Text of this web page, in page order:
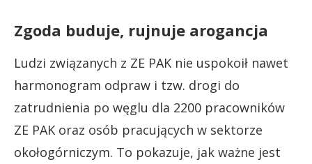
Zgoda buduje, rujnuje arogancja
Ludzi związanych z ZE PAK nie uspokoił nawet
harmonogram odpraw i tzw. drogi do
zatrudnienia po węglu dla 2200 pracowników
ZE PAK oraz osób pracujących w sektorze
okołogórniczym. To pokazuje, jak ważne jest